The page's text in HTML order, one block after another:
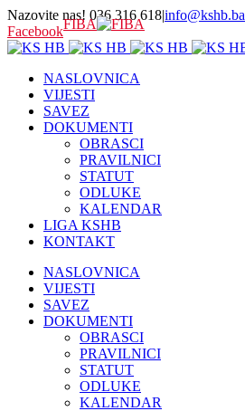
Nazovite nas! 036 316 618|info@kshb.ba
FacebookFIBA
NASLOVNICA
VIJESTI
SAVEZ
DOKUMENTI
OBRASCI
PRAVILNICI
STATUT
ODLUKE
KALENDAR
LIGA KSHB
KONTAKT
NASLOVNICA
VIJESTI
SAVEZ
DOKUMENTI
OBRASCI
PRAVILNICI
STATUT
ODLUKE
KALENDAR